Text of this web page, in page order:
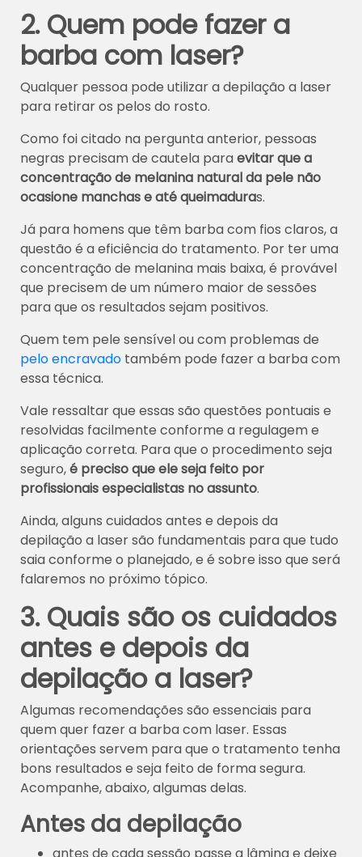
2. Quem pode fazer a
barba com laser?
Qualquer pessoa pode utilizar a depilação a laser
para retirar os pelos do rosto.
Como foi citado na pergunta anterior, pessoas
negras precisam de cautela paraevitar que a
concentração de melanina natural da pele não
ocasione manchas e até queimaduras.
Já para homens que têm barba com fios claros, a
questão é a eficiência do tratamento. Por ter uma
concentração de melanina mais baixa, é provável
que precisem de um número maior de sessões
para que os resultados sejam positivos.
Quem tem pele sensível ou com problemas de
pelo encravado também pode fazer a barba com
essa técnica.
Vale ressaltar que essas são questões pontuais e
resolvidas facilmente conforme a regulagem e
aplicação correta. Para que o procedimento seja
seguro,é preciso que ele seja feito por
profissionais especialistas no assunto.
Ainda, alguns cuidados antes e depois da
depilação a laser são fundamentais para que tudo
saia conforme o planejado, e é sobre isso que será
falaremos no próximo tópico.
3. Quais são os cuidados
antes e depois da
depilação a laser?
Algumas recomendações são essenciais para
quem quer fazer a barba com laser. Essas
orientações servem para que o tratamento tenha
bons resultados e seja feito de forma segura.
Acompanhe, abaixo, algumas delas.
Antes da depilação
antes de cada sessão passe a lâmina e deixe